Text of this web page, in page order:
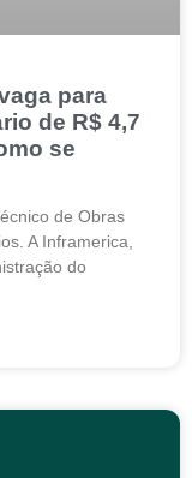
para
de R$ 4,7
se
de Obras
A Inframerica,
do